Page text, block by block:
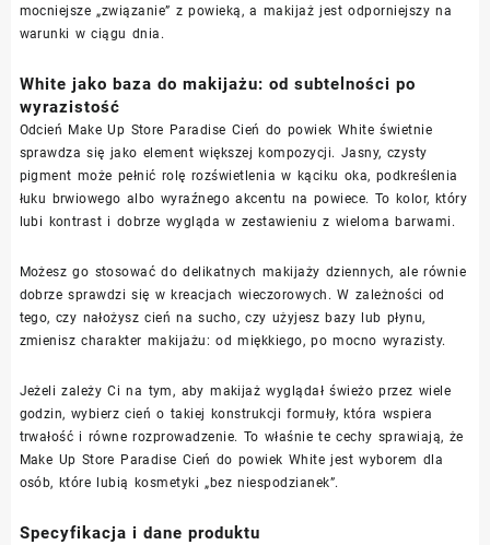
mocniejsze „związanie” z powieką, a makijaż jest odporniejszy na
warunki w ciągu dnia.
White jako baza do makijażu: od subtelności po
wyrazistość
Odcień Make Up Store Paradise Cień do powiek White świetnie
sprawdza się jako element większej kompozycji. Jasny, czysty
pigment może pełnić rolę rozświetlenia w kąciku oka, podkreślenia
łuku brwiowego albo wyraźnego akcentu na powiece. To kolor, który
lubi kontrast i dobrze wygląda w zestawieniu z wieloma barwami.
Możesz go stosować do delikatnych makijaży dziennych, ale równie
dobrze sprawdzi się w kreacjach wieczorowych. W zależności od
tego, czy nałożysz cień na sucho, czy użyjesz bazy lub płynu,
zmienisz charakter makijażu: od miękkiego, po mocno wyrazisty.
Jeżeli zależy Ci na tym, aby makijaż wyglądał świeżo przez wiele
godzin, wybierz cień o takiej konstrukcji formuły, która wspiera
trwałość i równe rozprowadzenie. To właśnie te cechy sprawiają, że
Make Up Store Paradise Cień do powiek White jest wyborem dla
osób, które lubią kosmetyki „bez niespodzianek”.
Specyfikacja i dane produktu